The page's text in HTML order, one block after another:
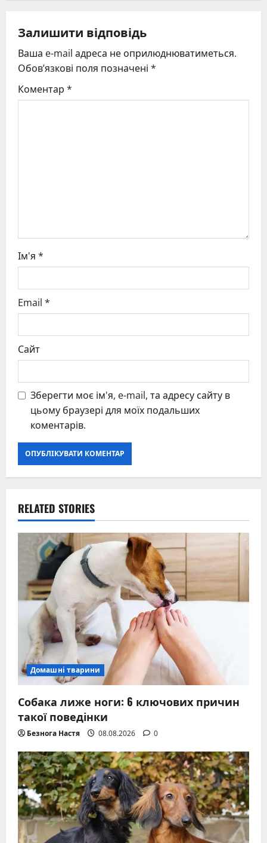
v
i
g
Залишити відповідь
Ваша e-mail адреса не оприлюднюватиметься.
Обов’язкові поля позначені *
Коментар *
Ім'я *
Email *
Сайт
Зберегти моє ім'я, e-mail, та адресу сайту в
цьому браузері для моїх подальших
коментарів.
RELATED STORIES
Домашні тварини
Собака лиже ноги: 6 ключових причин
такої поведінки
Безнога Настя 08.08.2026 0